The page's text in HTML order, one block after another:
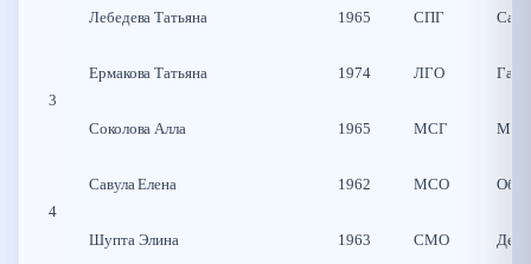
Лебедева Татьяна 1965 СПГ
3
Ермакова Татьяна 1974 ЛГО
Соколова Алла 1965 МСГ
4
Савула Елена 1962 МСО
Шупта Элина 1963 СМО